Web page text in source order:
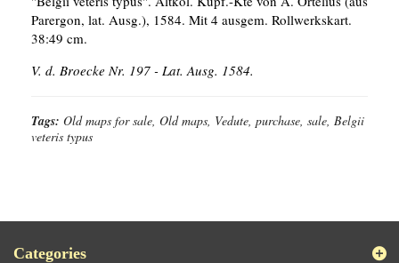
Parergon, lat. Ausg.), 1584. Mit 4 ausgem. Rollwerkskart.
38:49 cm.
V. d. Broecke Nr. 197 - Lat. Ausg. 1584.
Tags: Old maps for sale, Old maps, Vedute, purchase, sale, Belgii
veteris typus
Categories